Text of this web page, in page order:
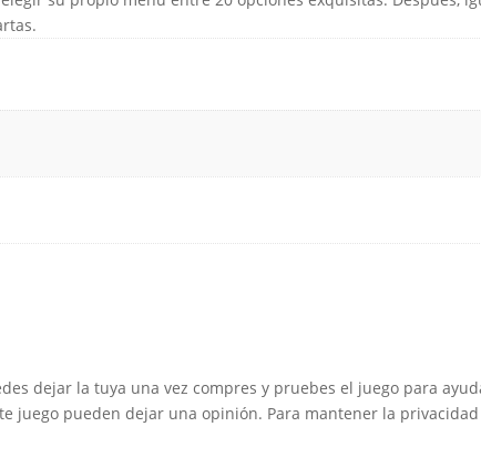
dejar la tuya una vez compres y pruebes el juego para
juego pueden dejar una opinión. Para mantener la